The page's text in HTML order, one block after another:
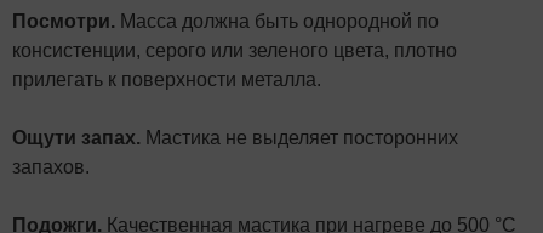
Посмотри. Масса должна быть однородной по
консистенции, серого или зеленого цвета, плотно
прилегать к поверхности металла.
Ощути запах. Мастика не выделяет посторонних
запахов.
Подожги. Качественная мастика при нагреве до 500 °С